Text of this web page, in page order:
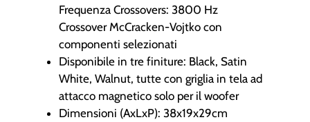
Frequenza Crossovers: 3800 Hz
Crossover McCracken-Vojtko con
componenti selezionati
Disponibile in tre finiture: Black, Satin
White, Walnut, tutte con griglia in tela ad
attacco magnetico solo per il woofer
Dimensioni (AxLxP): 38x19x29cm